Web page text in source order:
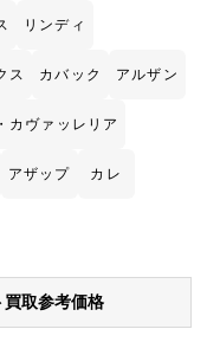
リンディ
ス カバック アルザン
カヴァッレリア
アザップ カレ
買取参考価格